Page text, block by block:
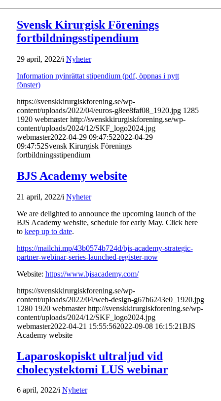
Svensk Kirurgisk Förenings
fortbildningsstipendium
29 april, 2022/i Nyheter
Information nyinrättat stipendium (pdf, öppnas i nytt
fönster)
https://svenskkirurgiskforening.se/wp-
content/uploads/2022/04/euros-g8ee8faf08_1920.jpg 1285
1920 webmaster http://svenskkirurgiskforening.se/wp-
content/uploads/2024/12/SKF_logo2024.jpg
webmaster2022-04-29 09:47:522022-04-29
09:47:52Svensk Kirurgisk Förenings
fortbildningsstipendium
BJS Academy website
21 april, 2022/i Nyheter
We are delighted to announce the upcoming launch of the
BJS Academy website, schedule for early May. Click here
to keep up to date.
https://mailchi.mp/43b0574b724d/bjs-academy-strategic-
partner-webinar-series-launched-register-now
Website: https://www.bjsacademy.com/
https://svenskkirurgiskforening.se/wp-
content/uploads/2022/04/web-design-g67b6243e0_1920.jpg
1280 1920 webmaster http://svenskkirurgiskforening.se/wp-
content/uploads/2024/12/SKF_logo2024.jpg
webmaster2022-04-21 15:55:562022-09-08 16:15:21BJS
Academy website
Laparoskopiskt ultraljud vid
cholecystektomi LUS webinar
6 april, 2022/i Nyheter